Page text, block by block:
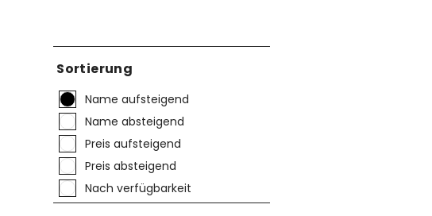
Sortierung
Name aufsteigend
Name absteigend
Preis aufsteigend
Preis absteigend
Nach verfügbarkeit